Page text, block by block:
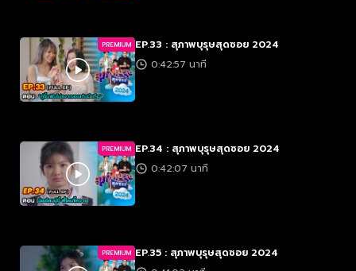
PREMIUM EP.33 : สุภาพบุรุษสุดซอย 2024
0:42:57 นาที
PREMIUM EP.34 : สุภาพบุรุษสุดซอย 2024
0:42:07 นาที
PREMIUM EP.35 : สุภาพบุรุษสุดซอย 2024